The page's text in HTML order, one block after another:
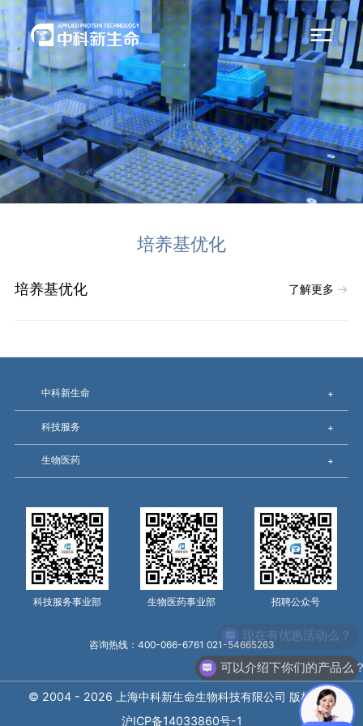
培养基优化
培养基优化 了解更多 →
中科新生命 +
科技服务 +
生物医药 +
科技服务事业部 生物医药事业部 招聘公众号
咨询热线：400-066-6761 021-54665263
© 2004 - 2026 上海中科新生命生物科技有限公司 版权所有
沪ICP备14033860号-1
可以介绍下你们的产品么
现在有优惠活动么？